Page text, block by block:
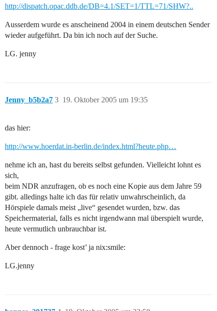
http://dispatch.opac.ddb.de/DB=4.1/SET=1/TTL=71/SHW?..
Ausserdem wurde es anscheinend 2004 in einem deutschen Sender
wieder aufgeführt. Da bin ich noch auf der Suche.
LG. jenny
Jenny_b5b2a7 19. Oktober 2005 um 19:35
3
das hier:
http://www.hoerdat.in-berlin.de/index.html?heute.php…
nehme ich an, hast du bereits selbst gefunden. Vielleicht lohnt es
sich,
beim NDR anzufragen, ob es noch eine Kopie aus dem Jahre 59
gibt. alledings halte ich das für relativ unwahrscheinlich, da
Hörspiele damals meist „live“ gesendet wurden, bzw. das
Speichermaterial, falls es nicht irgendwann mal überspielt wurde,
heute vermutlich unbrauchbar ist.
Aber dennoch - frage kost’ ja nix:smile:
LG.jenny